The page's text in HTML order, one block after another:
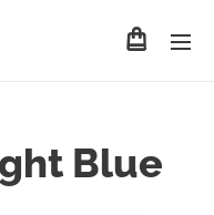
Blue